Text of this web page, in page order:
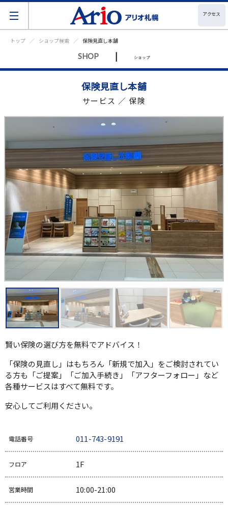
アクセス
トップ ショップ検索 保険見直し本舗
SHOP | ショップ
保険見直し本舗
サービス ／ 保険
賢い保険の選び方を無料でアドバイス！
「保険の見直し」はもちろん「新規で加入」をご検討されてい
る方も「ご提案」「ご加入手続き」「アフターフォロー」など
各種サービスはすべて無料です。
安心してご利用ください。
電話番号 011-743-9191
フロア 1F
営業時間 10:00-21:00